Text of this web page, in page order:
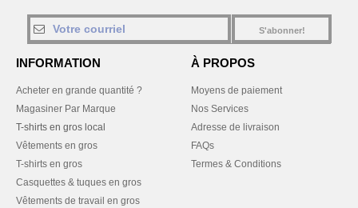
S'abonner!
INFORMATION
Acheter en grande quantité ?
Magasiner Par Marque
T-shirts en gros local
Vêtements en gros
T-shirts en gros
Casquettes & tuques en gros
Vêtements de travail en gros
À PROPOS
Moyens de paiement
Nos Services
Adresse de livraison
FAQs
Termes & Conditions